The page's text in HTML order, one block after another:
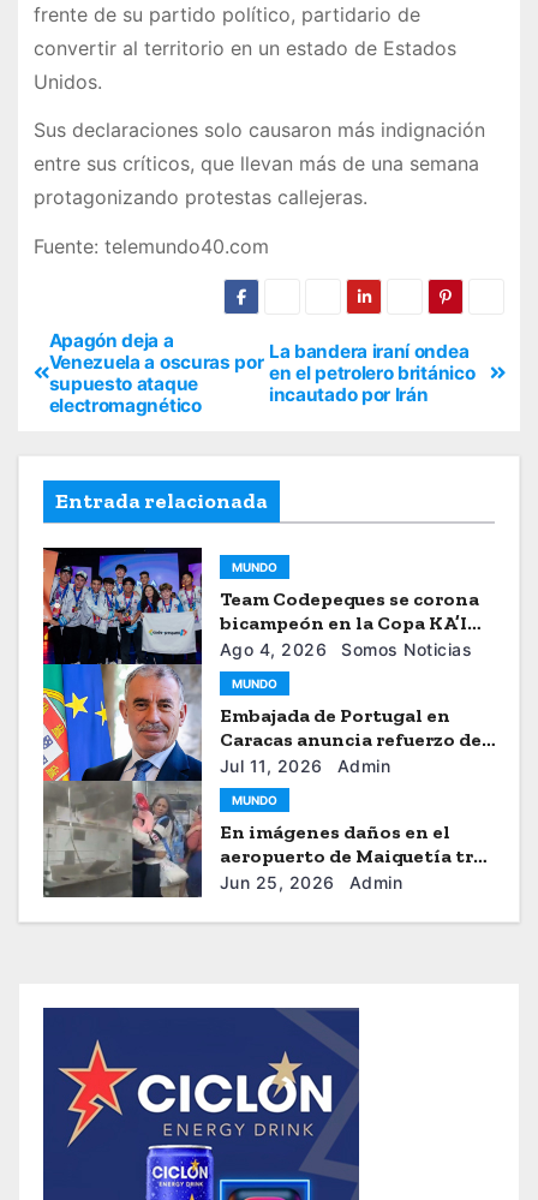
frente de su partido político, partidario de
convertir al territorio en un estado de Estados
Unidos.
Sus declaraciones solo causaron más indignación
entre sus críticos, que llevan más de una semana
protagonizando protestas callejeras.
Fuente: telemundo40.com
La bandera iraní ondea
en el petrolero británico
incautado por Irán
Apagón deja a
Venezuela a oscuras por
supuesto ataque
electromagnético
Entrada relacionada
MUNDO
Team Codepeques se corona
bicampeón en la Copa KA’I
2026
Ago 4, 2026 Somos Noticias
MUNDO
Embajada de Portugal en
Caracas anuncia refuerzo de
ayuda humanitaria
Jul 11, 2026 Admin
MUNDO
En imágenes daños en el
aeropuerto de Maiquetía tras
los sismos
Jun 25, 2026 Admin